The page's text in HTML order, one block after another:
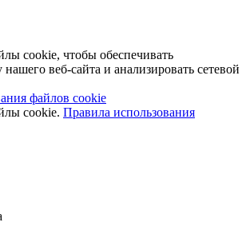
cookie, чтобы обеспечивать
веб-сайта и анализировать сетевой
файлов cookie
cookie. Правила использования